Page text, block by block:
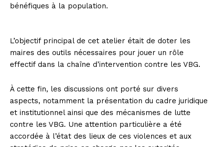
bénéfiques à la population.
L’objectif principal de cet atelier était de doter les
maires des outils nécessaires pour jouer un rôle
effectif dans la chaîne d’intervention contre les VBG.
À cette fin, les discussions ont porté sur divers
aspects, notamment la présentation du cadre juridique
et institutionnel ainsi que des mécanismes de lutte
contre les VBG. Une attention particulière a été
accordée à l’état des lieux de ces violences et aux